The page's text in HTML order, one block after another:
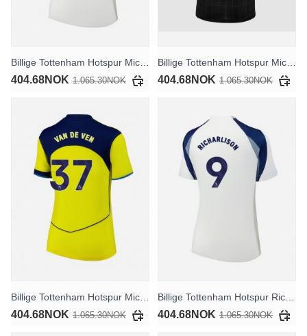
404.68NOK 1.065.30NOK 404.68NOK 1.065.30NOK
404.68NOK 1.065.30NOK 404.68NOK 1.065.30NOK